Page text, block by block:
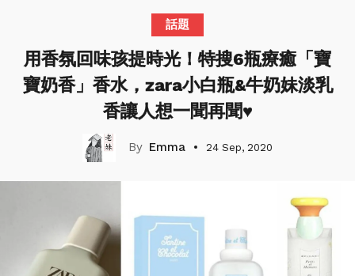
話題
用香氛回味孩提時光！特搜6瓶療癒「寶
寶奶香」香水，zara小白瓶&牛奶妹淡乳
香讓人想一聞再聞♥
Emma 24 Sep, 2020